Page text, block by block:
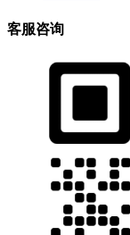
客服咨询